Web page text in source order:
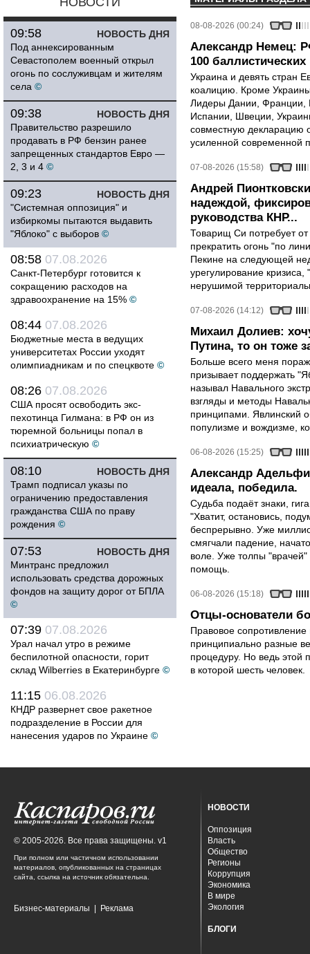
НОВОСТЬ ДНЯ
09:58
Под аннексированным
Севастополем военный открыл
огонь по сослуживцам и жителям
села ©
НОВОСТЬ ДНЯ
09:38
Правительство разрешило
продавать в РФ бензин ранее
запрещенных стандартов Евро —
2, 3 и 4 ©
НОВОСТЬ ДНЯ
09:23
"Системная оппозиция" и
избиркомы пытаются выдавить
"Яблоко" с выборов ©
08:58 07.08.2026
Санкт-Петербург готовится к
сокращению расходов на
здравоохранение на 15% ©
08:44 07.08.2026
Бюджетные места в ведущих
университетах России уходят
олимпиадникам и по спецквоте ©
08:26 07.08.2026
США просят освободить экс-
пехотинца Гилмана: в РФ он из
тюремной больницы попал в
психиатрическую ©
НОВОСТЬ ДНЯ
08:10
Трамп подписал указы по
ограничению предоставления
гражданства США по праву
рождения ©
НОВОСТЬ ДНЯ
07:53
Минтранс предложил
использовать средства дорожных
фондов на защиту дорог от БПЛА
©
07:39 07.08.2026
Урал начал утро в режиме
беспилотной опасности, горит
склад Wilberries в Екатеринбурге ©
11:15 06.08.2026
КНДР развернет свое ракетное
подразделение в России для
нанесения ударов по Украине ©
08-08-2026 (00:24)
Александр Немец:
100 баллистических
Украина и девять стран
коалицию. Кроме
Лидеры Дании, Франции,
Испании, Швеции,
совместную декларацию
усиленной современной
07-08-2026 (15:58)
Андрей
надеждой,
руководства КНР...
Товарищ Си потребует
прекратить огонь "по
Пекине на следующей
урегулирование
нерушимой
07-08-2026 (14:12)
Михаил Долиев:
Путина, то он тоже
Больше всего меня
призывает поддержать
называл Навального
взгляды и методы
принципами. Явлинский
популизме и вождизме,
06-08-2026 (15:25)
Александр
идеала, победила.
Судьба подаёт знаки,
"Хватит, остановись,
беспрерывно. Уже
смягчали падение,
воле. Уже толпы
помощь.
06-08-2026 (15:18)
Отцы-основатели
Правовое
принципиально разные
процедуру. Но ведь этой
в которой шесть человек.
© 2005-2026. Все права защищены. v1
При полном или частичном использовании
материалов, опубликованных на страницах
сайта, ссылка на источник обязательна.
Бизнес-материалы Реклама
НОВОСТИ
Оппозиция
Власть
Общество
Регионы
Коррупция
Экономика
В мире
Экология
БЛОГИ